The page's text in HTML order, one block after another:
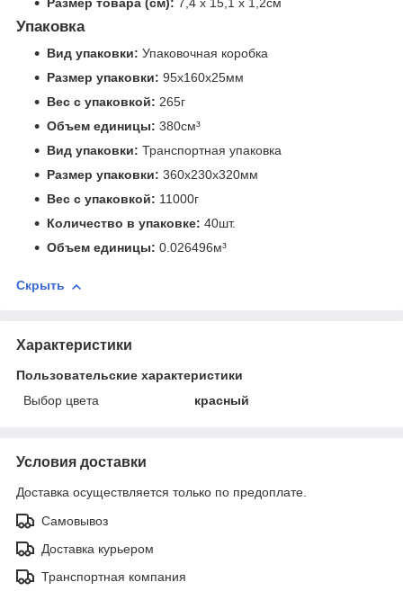
Упаковка
Вид упаковки: Упаковочная коробка
Размер упаковки: 95x160x25мм
Вес с упаковкой: 265г
Объем единицы: 380см³
Вид упаковки: Транспортная упаковка
Размер упаковки: 360x230x320мм
Вес с упаковкой: 11000г
Количество в упаковке: 40шт.
Объем единицы: 0.026496м³
Скрыть
Характеристики
Пользовательские характеристики
Выбор цвета
красный
Условия доставки
Доставка осуществляется только по предоплате.
Самовывоз
Доставка курьером
Транспортная компания